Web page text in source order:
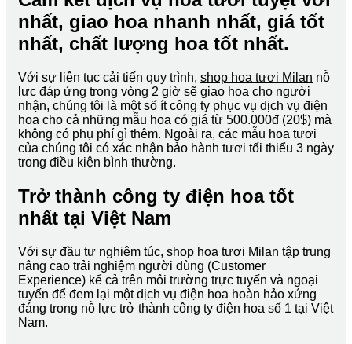
nhất, giao hoa nhanh nhất, giá tốt
nhất, chất lượng hoa tốt nhất.
Với sự liên tục cải tiến quy trình, shop hoa tươi Milan nỗ
lực đáp ứng trong vòng 2 giờ sẽ giao hoa cho người
nhận, chúng tôi là một số ít công ty phục vụ dịch vụ điện
hoa cho cả những mẫu hoa có giá từ 500.000đ (20$) mà
không có phụ phí gì thêm. Ngoài ra, các mẫu hoa tươi
của chúng tôi có xác nhận bảo hành tươi tối thiểu 3 ngày
trong điều kiện bình thường.
Trở thành công ty điện hoa tốt
nhất tại Việt Nam
Với sự đầu tư nghiêm túc, shop hoa tươi Milan tập trung
nâng cao trải nghiệm người dùng (Customer
Experience) kể cả trên môi trường trực tuyến và ngoại
tuyến để đem lại một dịch vụ điện hoa hoàn hảo xứng
đáng trong nỗ lực trở thành công ty điện hoa số 1 tại Việt
Nam.